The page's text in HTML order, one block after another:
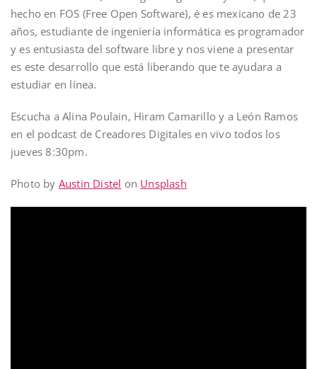
hecho en FOS (Free Open Software), é es mexicano de 23
años, estudiante de ingeniería informática es programador
y es entusiasta del software libre y nos viene a presentar
es este desarrollo que está liberando que te ayudara a
estudiar en línea.
Escucha a Alina Poulain, Hiram Camarillo y a León Ramos
en el podcast de Creadores Digitales en vivo todos los
jueves 8:30pm.
Photo by Austin Distel on Unsplash